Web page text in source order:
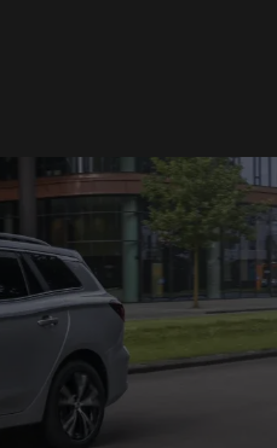
Norge
Norsk